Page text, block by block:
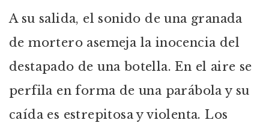
A su salida, el sonido de una granada
de mortero asemeja la inocencia del
destapado de una botella. En el aire se
perfila en forma de una parábola y su
caída es estrepitosa y violenta. Los